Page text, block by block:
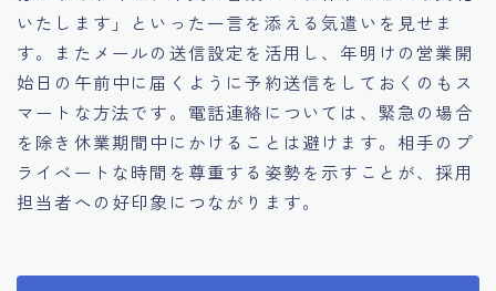
いたします」といった一言を添える気遣いを見せま
す。またメールの送信設定を活用し、年明けの営業開
始日の午前中に届くように予約送信をしておくのもス
マートな方法です。電話連絡については、緊急の場合
を除き休業期間中にかけることは避けます。相手のプ
ライベートな時間を尊重する姿勢を示すことが、採用
担当者への好印象につながります。